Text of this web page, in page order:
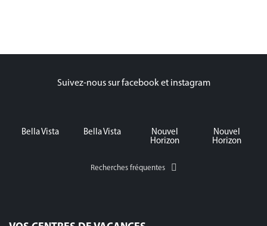
Suivez-nous sur facebook et instagram
Bella Vista Bella Vista
Nouvel
Horizon
Nouvel
Horizon
Recherches fréquentes